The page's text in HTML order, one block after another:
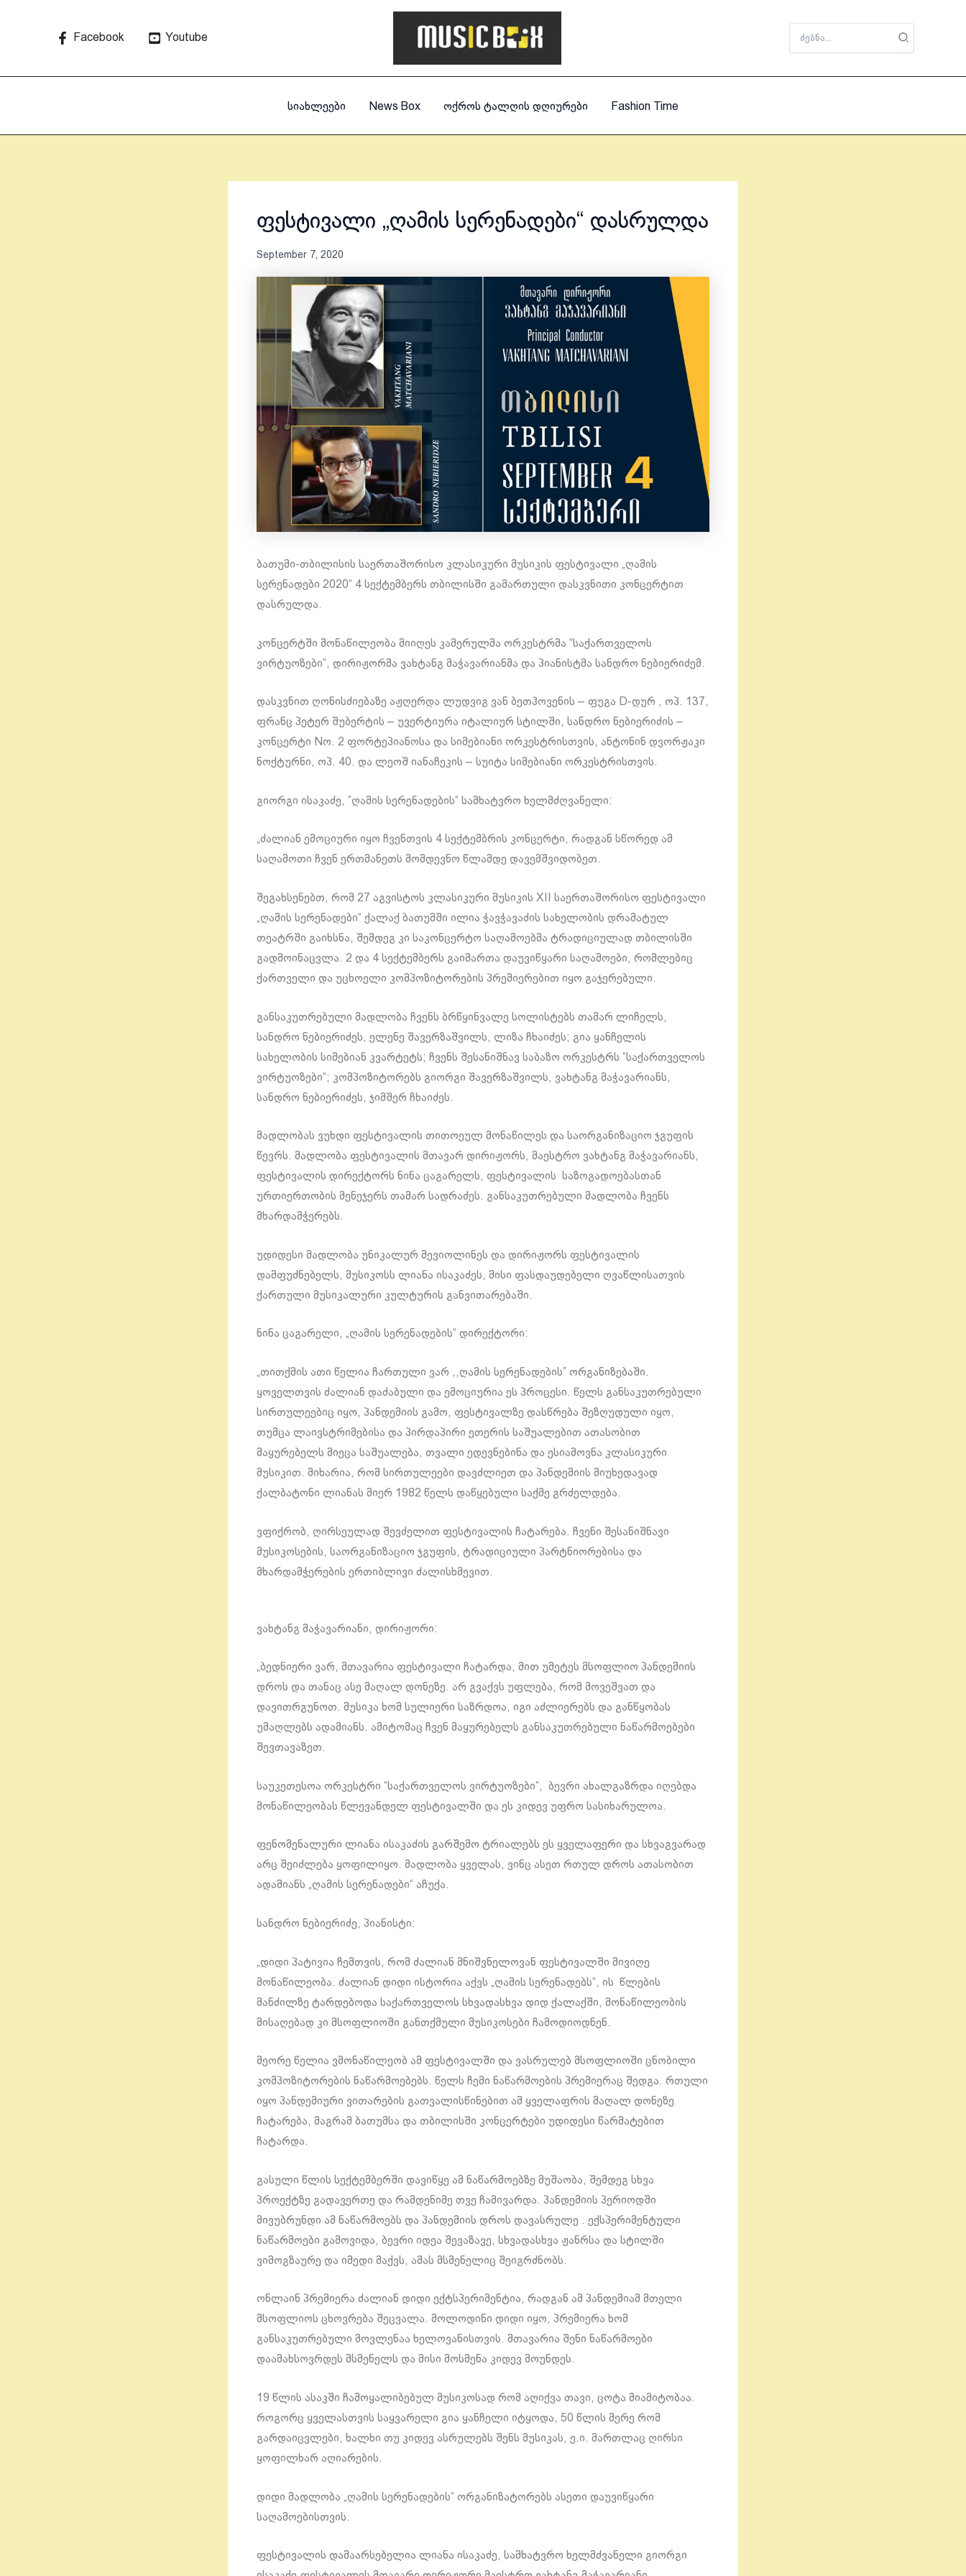
Facebook Youtube
for:
სიახლეები News Box ოქროს ტალღის დღიურები Fashion Time
ფესტივალი „ღამის სერენადები“ დასრულდა
September 7, 2020
ბათუმი-თბილისის საერთაშორისო კლასიკური მუსიკის ფესტივალი „ღამის
სერენადები 2020“ 4 სექტემბერს თბილისში გამართული დასკვნითი კონცერტით
დასრულდა.
კონცერტში მონაწილეობა მიიღეს კამერულმა ორკესტრმა “საქართველოს
ვირტუოზები“, დირიჟორმა ვახტანგ მაჭავარიანმა და პიანისტმა სანდრო ნებიერიძემ.
დასკვნით ღონისძიებაზე აჟღერდა ლუდვიგ ვან ბეთჰოვენის – ფუგა D-დურ , ოპ. 137,
ფრანც პეტერ შუბერტის – უვერტიურა იტალიურ სტილში, სანდრო ნებიერიძის –
კონცერტი Nო. 2 ფორტეპიანოსა და სიმებიანი ორკესტრისთვის, ანტონინ დვორჟაკი
ნოქტურნი, ოპ. 40. და ლეოშ იანაჩეკის – სუიტა სიმებიანი ორკესტრისთვის.
გიორგი ისაკაძე, ”ღამის სერენადების“ სამხატვრო ხელმძღვანელი:
„ძალიან ემოციური იყო ჩვენთვის 4 სექტემბრის კონცერტი, რადგან სწორედ ამ
საღამოთი ჩვენ ერთმანეთს მომდევნო წლამდე დავემშვიდობეთ.
შეგახსენებთ, რომ 27 აგვისტოს კლასიკური მუსიკის XII საერთაშორისო ფესტივალი
„ღამის სერენადები“ ქალაქ ბათუმში ილია ჭავჭავაძის სახელობის დრამატულ
თეატრში გაიხსნა, შემდეგ კი საკონცერტო საღამოებმა ტრადიციულად თბილისში
გადმოინაცვლა. 2 და 4 სექტემბერს გაიმართა დაუვიწყარი საღამოები, რომლებიც
ქართველი და უცხოელი კომპოზიტორების პრემიერებით იყო გაჯერებული.
განსაკუთრებული მადლობა ჩვენს ბრწყინვალე სოლისტებს თამარ ლიჩელს,
სანდრო ნებიერიძეს, ელენე შავერზაშვილს, ლიზა ჩხაიძეს; გია ყანჩელის
სახელობის სიმებიან კვარტეტს; ჩვენს შესანიშნავ საბაზო ორკესტრს “საქართველოს
ვირტუოზები“; კომპოზიტორებს გიორგი შავერზაშვილს, ვახტანგ მაჭავარიანს,
სანდრო ნებიერიძეს, ჯიმშერ ჩხაიძეს.
მადლობას ვუხდი ფესტივალის თითოეულ მონაწილეს და საორგანიზაციო ჯგუფის
წევრს. მადლობა ფესტივალის მთავარ დირიჟორს, მაესტრო ვახტანგ მაჭავარიანს,
ფესტივალის დირექტორს ნინა ცაგარელს, ფესტივალის საზოგადოებასთან
ურთიერთობის მენეჯერს თამარ სადრაძეს. განსაკუთრებული მადლობა ჩვენს
მხარდამჭერებს.
უდიდესი მადლობა უნიკალურ მევიოლინეს და დირიჟორს ფესტივალის
დამფუძნებელს, მუსიკოსს ლიანა ისაკაძეს, მისი ფასდაუდებელი ღვაწლისათვის
ქართული მუსიკალური კულტურის განვითარებაში.
ნინა ცაგარელი, „ღამის სერენადების“ დირექტორი:
„თითქმის ათი წელია ჩართული ვარ ,,ღამის სერენადების” ორგანიზებაში.
ყოველთვის ძალიან დაძაბული და ემოციურია ეს პროცესი. წელს განსაკუთრებული
სირთულეებიც იყო, პანდემიის გამო, ფესტივალზე დასწრება შეზღუდული იყო,
თუმცა ლაივსტრიმებისა და პირდაპირი ეთერის საშუალებით ათასობით
მაყურებელს მიეცა საშუალება, თვალი ედევნებინა და ესიამოვნა კლასიკური
მუსიკით. მიხარია, რომ სირთულეები დავძლიეთ და პანდემიის მიუხედავად
ქალბატონი ლიანას მიერ 1982 წელს დაწყებული საქმე გრძელდება.
ვფიქრობ, ღირსეულად შევძელით ფესტივალის ჩატარება. ჩვენი შესანიშნავი
მუსიკოსების, საორგანიზაციო ჯგუფის, ტრადიციული პარტნიორებისა და
მხარდამჭერების ერთიბლივი ძალისხმევით.
ვახტანგ მაჭავარიანი, დირიჟორი:
„ბედნიერი ვარ, მთავარია ფესტივალი ჩატარდა, მით უმეტეს მსოფლიო პანდემიის
დროს და თანაც ასე მაღალ დონეზე. არ გვაქვს უფლება, რომ მოვეშვათ და
დავითრგუნოთ. მუსიკა ხომ სულიერი საზრდოა, იგი აძლიერებს და განწყობას
უმაღლებს ადამიანს. ამიტომაც ჩვენ მაყურებელს განსაკუთრებული ნაწარმოებები
შევთავაზეთ.
საუკეთესოა ორკესტრი “საქართველოს ვირტუოზები“, ბევრი ახალგაზრდა იღებდა
მონაწილეობას წლევანდელ ფესტივალში და ეს კიდევ უფრო სასიხარულოა.
ფენომენალური ლიანა ისაკაძის გარშემო ტრიალებს ეს ყველაფერი და სხვაგვარად
არც შეიძლება ყოფილიყო. მადლობა ყველას, ვინც ასეთ რთულ დროს ათასობით
ადამიანს „ღამის სერენადები“ აჩუქა.
სანდრო ნებიერიძე, პიანისტი:
„დიდი პატივია ჩემთვის, რომ ძალიან მნიშვნელოვან ფესტივალში მივიღე
მონაწილეობა. ძალიან დიდი ისტორია აქვს „ღამის სერენადებს“, ის წლების
მანძილზე ტარდებოდა საქართველოს სხვადასხვა დიდ ქალაქში, მონაწილეობის
მისაღებად კი მსოფლიოში განთქმული მუსიკოსები ჩამოდიოდნენ.
მეორე წელია ვმონაწილეობ ამ ფესტივალში და ვასრულებ მსოფლიოში ცნობილი
კომპოზიტორების ნაწარმოებებს. წელს ჩემი ნაწარმოების პრემიერაც შედგა. რთული
იყო პანდემიური ვითარების გათვალისწინებით ამ ყველაფრის მაღალ დონეზე
ჩატარება, მაგრამ ბათუმსა და თბილისში კონცერტები უდიდესი წარმატებით
ჩატარდა.
გასული წლის სექტემბერში დავიწყე ამ ნაწარმოებზე მუშაობა, შემდეგ სხვა
პროექტზე გადავერთე და რამდენიმე თვე ჩამივარდა. პანდემიის პერიოდში
მივუბრუნდი ამ ნაწარმოებს და პანდემიის დროს დავასრულე . ექსპერიმენტული
ნაწარმოები გამოვიდა, ბევრი იდეა შევაზავე, სხვადასხვა ჟანრსა და სტილში
ვიმოგზაურე და იმედი მაქვს, ამას მსმენელიც შეიგრძნობს.
ონლაინ პრემიერა ძალიან დიდი ექტსპერიმენტია, რადგან ამ პანდემიამ მთელი
მსოფლიოს ცხოვრება შეცვალა. მოლოდინი დიდი იყო, პრემიერა ხომ
განსაკუთრებული მოვლენაა ხელოვანისთვის. მთავარია შენი ნაწარმოები
დაამახსოვრდეს მსმენელს და მისი მოსმენა კიდევ მოუნდეს.
19 წლის ასაკში ჩამოყალიბებულ მუსიკოსად რომ აღიქვა თავი, ცოტა მიამიტობაა.
როგორც ყველასთვის საყვარელი გია ყანჩელი იტყოდა, 50 წლის მერე რომ
გარდაიცვლები, ხალხი თუ კიდევ ასრულებს შენს მუსიკას, ე.ი. მართლაც ღირსი
ყოფილხარ აღიარების.
დიდი მადლობა „ღამის სერენადების“ ორგანიზატორებს ასეთი დაუვიწყარი
საღამოებისთვის.
ფესტივალის დამაარსებელია ლიანა ისაკაძე, სამხატვრო ხელმძვანელი გიორგი